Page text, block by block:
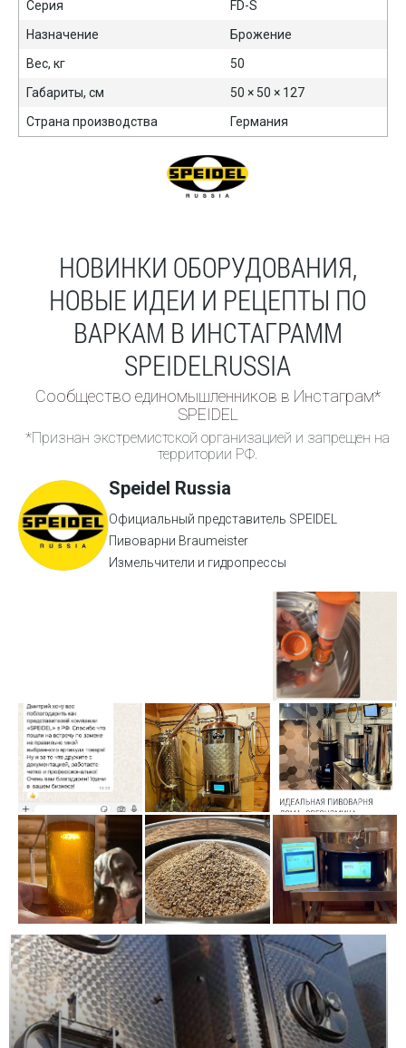
Серия
FD-S
Назначение
Брожение
Вес, кг
50
Габариты, см
50 × 50 × 127
Страна производства
Германия
НОВИНКИ ОБОРУДОВАНИЯ,
НОВЫЕ ИДЕИ И РЕЦЕПТЫ ПО
ВАРКАМ В ИНСТАГРАММ
SPEIDELRUSSIA
Сообщество единомышленников в Инстаграм*
SPEIDEL
*Признан экстремистской организацией и запрещен на
территории РФ.
Speidel Russia
Официальный представитель SPEIDEL
Пивоварни Braumeister
Измельчители и гидропрессы